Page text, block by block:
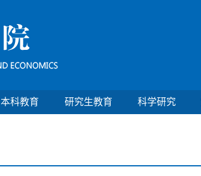
本科教育 研究生教育 科学研究